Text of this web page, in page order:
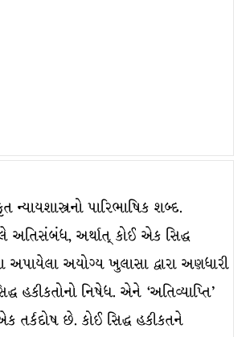
પારિભાષિક શબ્દ.
અતિસંબંધ, અર્થાત્ કોઈ એક સિદ્ધ
અપાયેલા અયોગ્ય ખુલાસા દ્વારા અણધારી
હકીકતોનો નિષેધ. એને ‘અતિવ્યાપ્તિ’
છે. કોઈ સિદ્ધ હકીકતને